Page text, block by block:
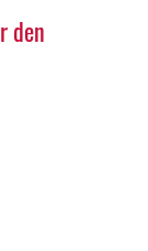
den